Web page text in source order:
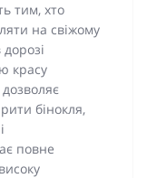
тим, хто
на свіжому
красу
бінокля,
повне